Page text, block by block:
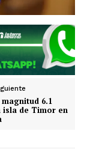
6.1
isla de Timor en